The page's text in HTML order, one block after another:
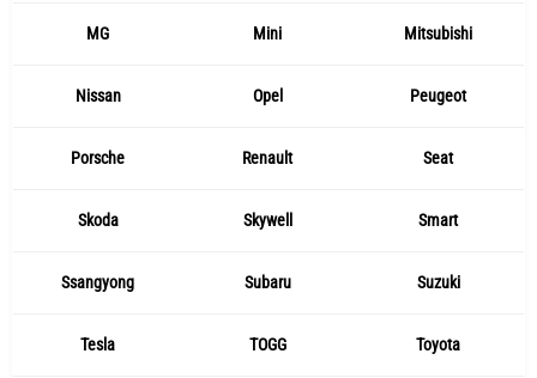
MG Mini Mitsubishi
Nissan Opel Peugeot
Porsche Renault Seat
Skoda Skywell Smart
Ssangyong Subaru Suzuki
Tesla TOGG Toyota